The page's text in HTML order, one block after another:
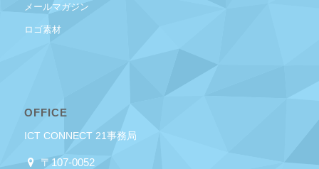
メールマガジン
ロゴ素材
OFFICE
ICT CONNECT 21事務局
〒107-0052